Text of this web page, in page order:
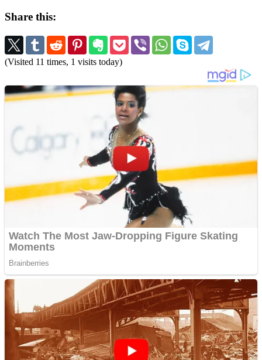
Share this:
(Visited 11 times, 1 visits today)